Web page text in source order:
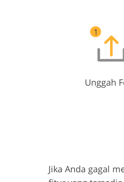
Unggah
Jika Anda gagal